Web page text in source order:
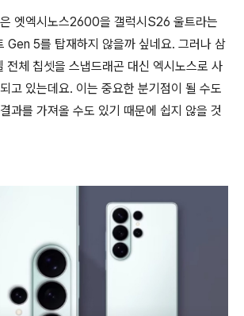
엣엑시노스2600을 갤럭시S26 울트라는
Gen 5를 탑재하지 않을까 싶네요. 그러나 삼
전체 칩셋을 스냅드래곤 대신 엑시노스로 사
고 있는데요. 이는 중요한 분기점이 될 수도
과를 가져올 수도 있기 때문에 쉽지 않을 것